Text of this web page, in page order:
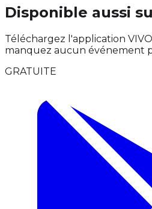
Disponible aussi
Téléchargez l'application
manquez aucun événement
GRATUITE